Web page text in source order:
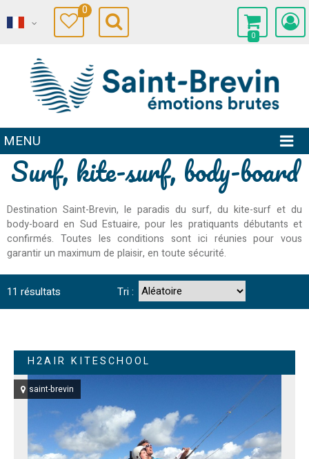
0
0
MENU
Surf, kite-surf, body-board
Destination Saint-Brevin, le paradis du surf, du kite-surf et du
body-board en Sud Estuaire, pour les pratiquants débutants et
confirmés. Toutes les conditions sont ici réunies pour vous
garantir un maximum de plaisir, en toute sécurité.
11 résultats Tri :
H2AIR KITESCHOOL
saint-brevin